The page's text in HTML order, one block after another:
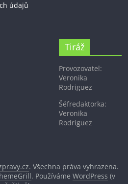
údajů
Tiráž
Provozovatel:
Veronika
Rodriguez
Šéfredaktorka:
Veronika
Rodriguez
. Všechna práva vyhrazena.
. Používáme WordPress (v